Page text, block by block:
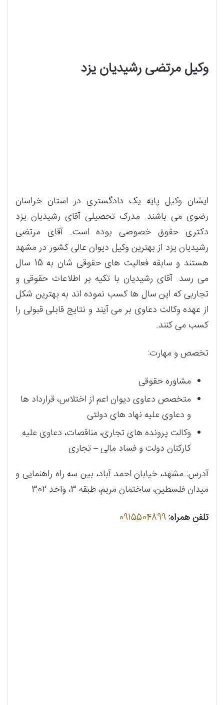
وکیل مرتضی رشیدیان یزد
ایشان وکیل پایه یک دادگستری در استان خراسان
رضوی می باشند. مدرک تحصیلی آقای رشیدیان یزد
دکتری حقوق خصوصی بوده است. آقای مرتضی
رشیدیان یزد از بهترین وکیل دیوان عالی کشور در مشهد
هستند و سابقه فعالیت های حقوقی شان به 15 سال
می رسد. آقای رشیدیان با تکیه بر اطلاعات حقوقی و
تجاربی که این سال ها کسب نموده اند به بهترین شکل
از عهده وکالت دعاوی بر می آیند و نتایج قابلی قبولی را
کسب می کنند.
تخصص و مهارت:
مشاوره حقوقی
متخصص دعاوی دیوان اعم از اختلاس، قرارداد ها
و دعاوی علیه نهاد های دولتی
وکالت پرونده های تجاری، مناقصات، دعاوی علیه
کارکنان دولت و فساد مالی – تجاری
آدرس: مشهد، خیابان احمد آباد، بین سه راه راهنمایی و
میدان فلسطین، ساختمان مریم، طبقه 3، واحد 302
تلفن همراه:0915504899